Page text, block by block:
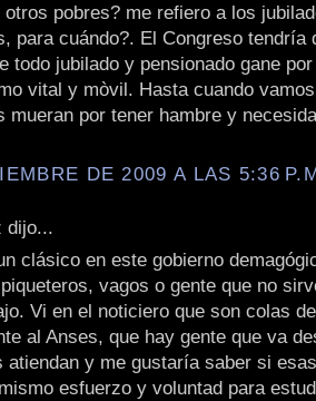
pobres? me refiero a los
para cuándo?. El Congreso tendría
todo jubilado y pensionado gane
vital y mòvil. Hasta cuando
mueran por tener hambre y
DE 2009 A LAS 5:36
dijo...
clásico en este gobierno
vagos o gente que no
Vi en el noticiero que son colas
al Anses, que hay gente que va
atiendan y me gustaría saber si
esfuerzo y voluntad para